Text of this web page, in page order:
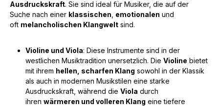
Ausdruckskraft. Sie sind ideal für Musiker, die auf der
Suche nach einer klassischen emotionalen und
oft melancholischen Klangwelt sind.
Violine und Viola: Diese Instrumente sind in der
westlichen Musiktradition unersetzlich. Die Violine bietet
mit ihrem hellen, scharfen Klang sowohl in der Klassik
als auch in modernen Musikstilen eine starke
Ausdruckskraft, während die Viola durch
ihren wärmeren und volleren Klang eine tiefere